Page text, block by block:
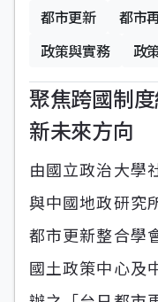
都市更新 都市
政策與實務
政
聚焦跨國制
新未來方向
由國立政治大學
與中國地政研究
都市更新整合學
國土政策中心及